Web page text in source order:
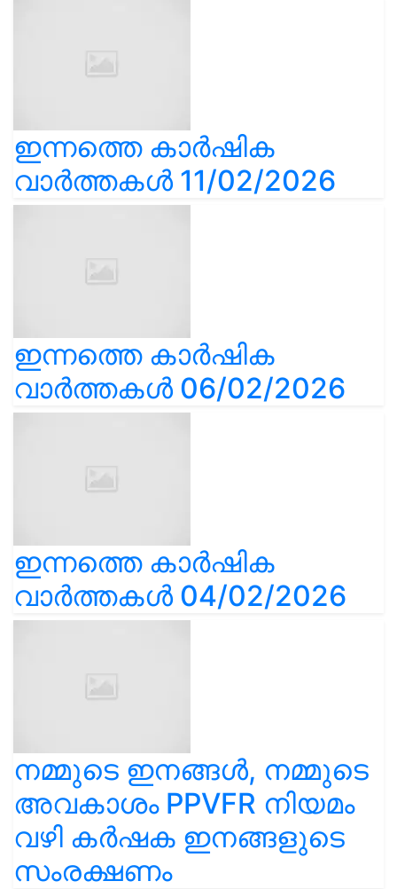
ഇന്നത്തെ കാർഷിക
വാർത്തകൾ 11/02/2026
ഇന്നത്തെ കാർഷിക
വാർത്തകൾ 06/02/2026
ഇന്നത്തെ കാർഷിക
വാർത്തകൾ 04/02/2026
നമ്മുടെ ഇനങ്ങൾ, നമ്മുടെ
അവകാശം PPVFR നിയമം
വഴി കർഷക ഇനങ്ങളുടെ
സംരക്ഷണം